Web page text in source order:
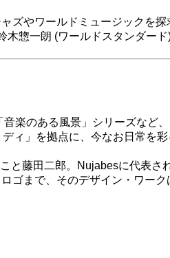
ズやワールドミュージックを探
惣一朗 (ワールドスタンダー
楽のある風景」シリーズなど
」を拠点に、今なお日常を
藤田二郎。Nujabesに代表さ
まで、そのデザイン・ワーク